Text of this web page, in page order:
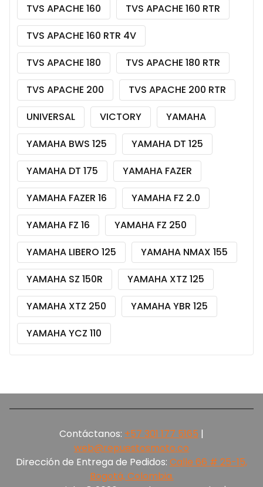
TVS APACHE 160
TVS APACHE 160 RTR
TVS APACHE 160 RTR 4V
TVS APACHE 180
TVS APACHE 180 RTR
TVS APACHE 200
TVS APACHE 200 RTR
UNIVERSAL
VICTORY
YAMAHA
YAMAHA BWS 125
YAMAHA DT 125
YAMAHA DT 175
YAMAHA FAZER
YAMAHA FAZER 16
YAMAHA FZ 2.0
YAMAHA FZ 16
YAMAHA FZ 250
YAMAHA LIBERO 125
YAMAHA NMAX 155
YAMAHA SZ 150R
YAMAHA XTZ 125
YAMAHA XTZ 250
YAMAHA YBR 125
YAMAHA YCZ 110
Contáctanos: +57 301 177 5165‬ |
web@repuestosmoto.co
Dirección de Entrega de Pedidos: Calle 66 # 25-15,
Bogotá, Colombia.